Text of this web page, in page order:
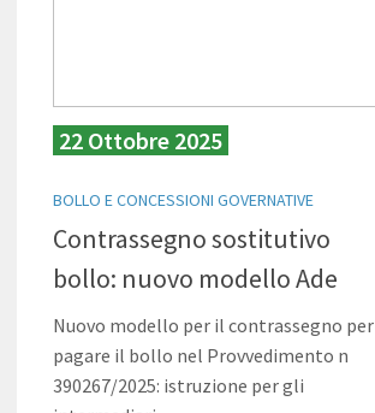
22 Ottobre 2025
BOLLO E CONCESSIONI GOVERNATIVE
Contrassegno sostitutivo
bollo: nuovo modello Ade
Nuovo modello per il contrassegno per
pagare il bollo nel Provvedimento n
390267/2025: istruzione per gli